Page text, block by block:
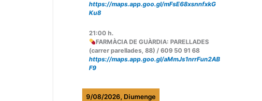
https://maps.app.goo.gl/mFsE68xsnnfxkG
Ku8
21:00 h.
FARMÀCIA DE GUÀRDIA: PARELLADES
(carrer parellades, 88) / 609 50 91 68
https://maps.app.goo.gl/aMmJs1nrrFun2AB
F9
9/08/2026, Diumenge